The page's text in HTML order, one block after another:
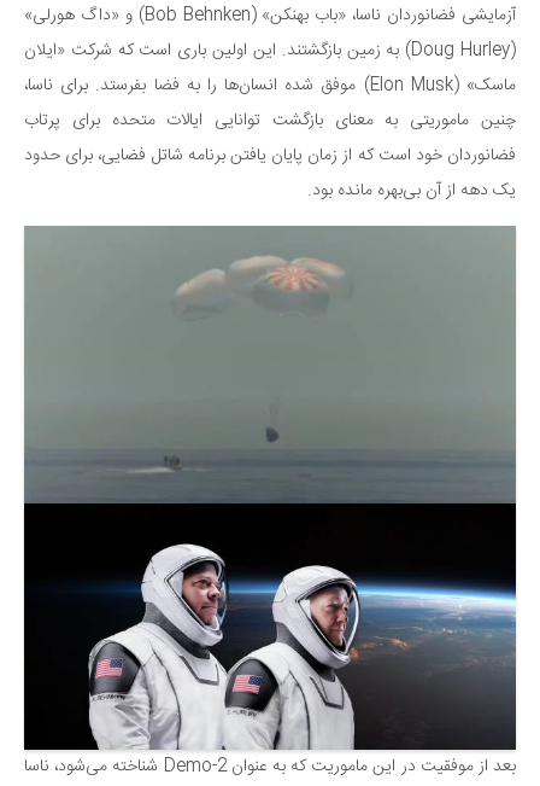
موسیقی
چهره‌ها
عکاسی و هنرهای تجسمی
کتاب و کتاب‌خوانی
تاریخ
معماری
طنز
فال
مسابقه
آزمایشی فضانوردان ناسا، «باب بهنکن» (Bob Behnken) و «داگ هورلی»
(Doug Hurley) به زمین بازگشتند. این اولین باری است که شرکت «ایلان
ماسک» (Elon Musk) موفق شده انسان‌ها را به فضا بفرستد. برای ناسا،
چنین ماموریتی به معنای بازگشت توانایی ایالات متحده برای پرتاب
فضانوردان خود است که از زمان پایان یافتن برنامه شاتل فضایی، برای حدود
یک دهه از آن بی‌بهره مانده بود.
بعد از موفقیت در این ماموریت که به عنوان Demo-2 شناخته می‌شود، ناسا